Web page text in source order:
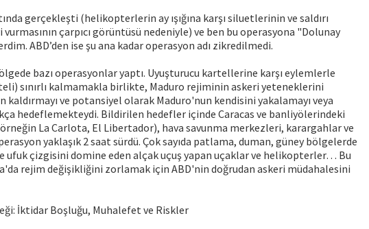
gerçekleşti (helikopterlerin ay ışığına karşı siluetlerinin ve saldırı
çarpıcı görüntüsü nedeniyle) ve ben bu operasyona "Dolunay
ABD’den ise şu ana kadar operasyon adı zikredilmedi.
bazı operasyonlar yaptı. Uyuşturucu kartellerine karşı eylemlerle
sınırlı kalmamakla birlikte, Maduro rejiminin askeri yeteneklerini
kaldırmayı ve potansiyel olarak Maduro'nun kendisini yakalamayı veya
hedeflemekteydi. Bildirilen hedefler içinde Caracas ve banliyölerindeki
La Carlota, El Libertador), hava savunma merkezleri, karargahlar ve
yaklaşık 2 saat sürdü. Çok sayıda patlama, duman, güney bölgelerde
çizgisini domine eden alçak uçuş yapan uçaklar ve helikopterler… Bu
rejim değişikliğini zorlamak için ABD'nin doğrudan askeri müdahalesini
İktidar Boşluğu, Muhalefet ve Riskler